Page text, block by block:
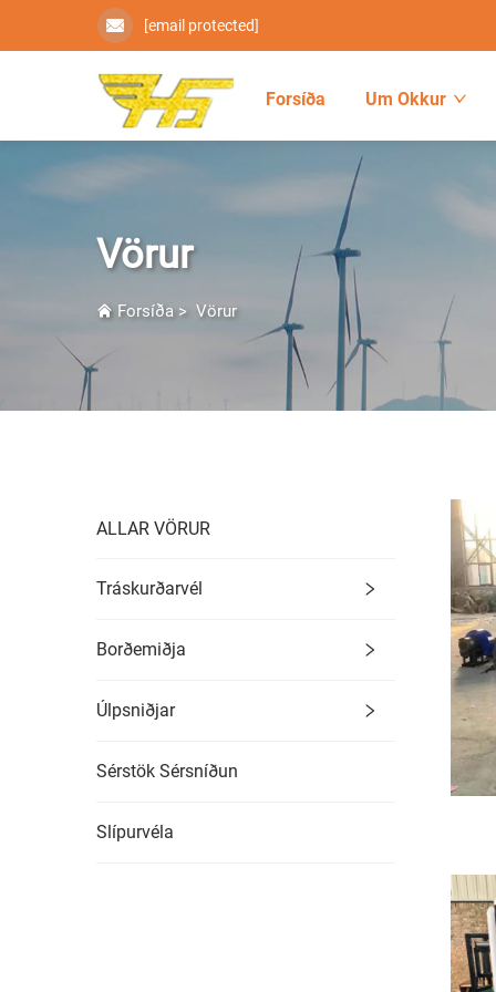
[email protected]
Forsíða Um Okkur
Vörur
Forsíða> Vörur
ALLAR VÖRUR
Tráskurðarvél
Borðemiðja
Úlpsniðjar
Sérstök Sérsníðun
Slípurvéla